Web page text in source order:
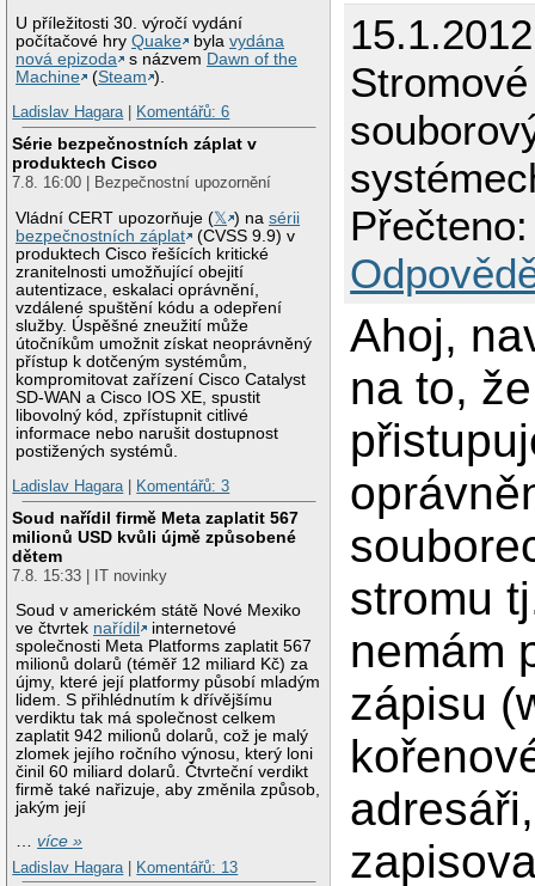
U příležitosti 30. výročí vydání
počítačové hryQuake bylavydána
nová epizoda
s názvem Dawn of the
Machine
(Steam ).
Ladislav Hagara| Komentářů: 6
Série bezpečnostních záplat v
produktech Cisco
7.8. 16:00 | Bezpečnostní upozornění
Vládní CERT upozorňuje (𝕏 ) nasérii
bezpečnostních záplat
(CVSS 9.9) v
produktech Cisco řešících kritické
zranitelnosti umožňující obejití
autentizace, eskalaci oprávnění,
vzdálené spuštění kódu a odepření
služby. Úspěšné zneužití může
útočníkům umožnit získat neoprávněný
přístup k dotčeným systémům,
kompromitovat zařízení Cisco Catalyst
SD-WAN a Cisco IOS XE, spustit
libovolný kód, zpřístupnit citlivé
informace nebo narušit dostupnost
postižených systémů.
Ladislav Hagara| Komentářů: 3
Soud nařídil firmě Meta zaplatit 567
milionů USD kvůli újmě způsobené
dětem
7.8. 15:33 | IT novinky
Soud v americkém státě Nové Mexiko
ve čtvrtek nařídil
internetové
společnosti Meta Platforms zaplatit 567
milionů dolarů (téměř 12 miliard Kč) za
újmy, které její platformy působí mladým
lidem. S přihlédnutím k dřívějšímu
verdiktu tak má společnost celkem
zaplatit 942 milionů dolarů, což je malý
zlomek jejího ročního výnosu, který loni
činil 60 miliard dolarů. Čtvrteční verdikt
firmě také nařizuje, aby změnila způsob,
jakým její
…více »
Ladislav Hagara
Komentářů: 13
Ahoj,
na to,
stromu
nemám
zápisu